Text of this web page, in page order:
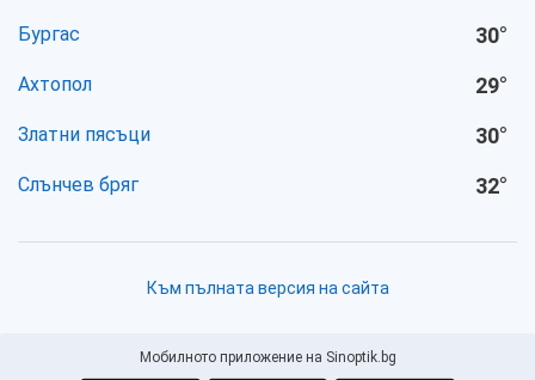
Бургас 30°
Ахтопол 29°
Златни пясъци 30°
Слънчев бряг 32°
Към пълната версия на сайта
Мобилното приложение на Sinoptik.bg